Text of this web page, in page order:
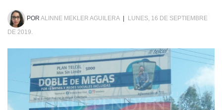
POR ALINNE MEKLER AGUILERA
LUNES, 16 DE SEPTIEMBRE
DE 2019.